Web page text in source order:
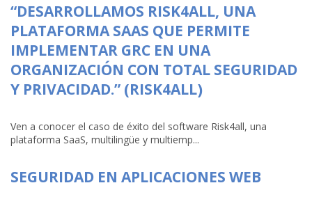
“DESARROLLAMOS RISK4ALL, UNA
PLATAFORMA SAAS QUE PERMITE
IMPLEMENTAR GRC EN UNA
ORGANIZACIÓN CON TOTAL SEGURIDAD
Y PRIVACIDAD.” (RISK4ALL)
Ven a conocer el caso de éxito del software Risk4all, una
plataforma SaaS, multilingüe y multiemp...
SEGURIDAD EN APLICACIONES WEB